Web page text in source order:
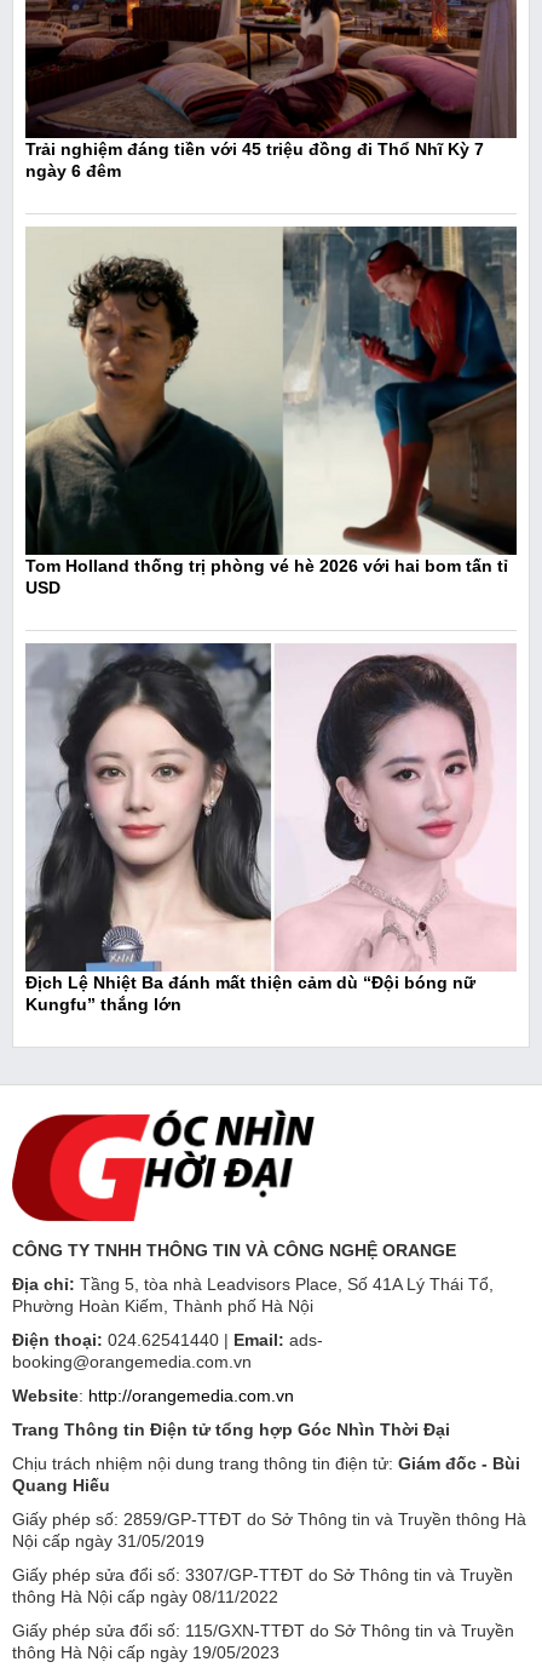
Trải nghiệm đáng tiền với 45 triệu đồng đi Thổ Nhĩ Kỳ 7
ngày 6 đêm
Tom Holland thống trị phòng vé hè 2026 với hai bom tấn tỉ
USD
Địch Lệ Nhiệt Ba đánh mất thiện cảm dù “Đội bóng nữ
Kungfu” thắng lớn
CÔNG TY TNHH THÔNG TIN VÀ CÔNG NGHỆ ORANGE
Địa chỉ: Tầng 5, tòa nhà Leadvisors Place, Số 41A Lý Thái Tổ,
Phường Hoàn Kiếm, Thành phố Hà Nội
Điện thoại: 024.62541440 | Email: ads-
booking@orangemedia.com.vn
Website: http://orangemedia.com.vn
Trang Thông tin Điện tử tổng hợp Góc Nhìn Thời Đại
Chịu trách nhiệm nội dung trang thông tin điện tử: Giám đốc - Bùi
Quang Hiếu
Giấy phép số: 2859/GP-TTĐT do Sở Thông tin và Truyền thông Hà
Nội cấp ngày 31/05/2019
Giấy phép sửa đổi số: 3307/GP-TTĐT do Sở Thông tin và Truyền
thông Hà Nội cấp ngày 08/11/2022
Giấy phép sửa đổi số: 115/GXN-TTĐT do Sở Thông tin và Truyền
thông Hà Nội cấp ngày 19/05/2023